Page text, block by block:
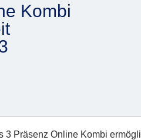
Kombi
3 Präsenz Online Kombi